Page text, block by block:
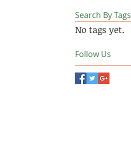
Search By Tags
No tags yet.
Follow Us